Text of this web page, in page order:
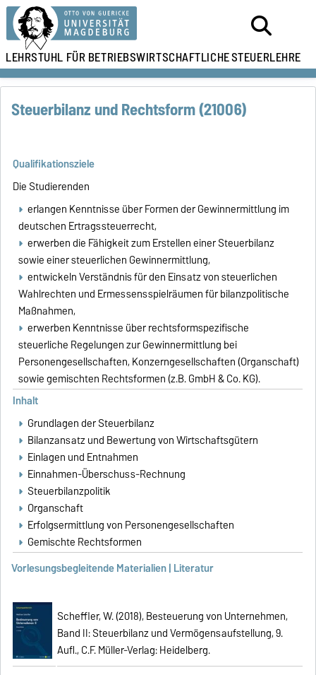
LEHRSTUHL FÜRBETRIEBSWIRTSCHAFTLICHESTEUERLEHRE
Steuerbilanz und Rechtsform (21006)
Qualifikationsziele
Die Studierenden
erlangen Kenntnisse über Formen der Gewinnermittlung im
deutschen Ertragssteuerrecht,
erwerben die Fähigkeit zum Erstellen einer Steuerbilanz
sowie einer steuerlichen Gewinnermittlung,
entwickeln Verständnis für den Einsatz von steuerlichen
Wahlrechten und Ermessensspielräumen für bilanzpolitische
Maßnahmen,
erwerben Kenntnisse über rechtsformspezifische
steuerliche Regelungen zur Gewinnermittlung bei
Personengesellschaften, Konzerngesellschaften (Organschaft)
sowie gemischten Rechtsformen (z.B. GmbH & Co. KG).
Inhalt
Grundlagen der Steuerbilanz
Bilanzansatz und Bewertung von Wirtschaftsgütern
Einlagen und Entnahmen
Einnahmen-Überschuss-Rechnung
Steuerbilanzpolitik
Organschaft
Erfolgsermittlung von Personengesellschaften
Gemischte Rechtsformen
Vorlesungsbegleitende Materialien | Literatur
Scheffler, W. (2018), Besteuerung von Unternehmen,
Band II: Steuerbilanz und Vermögensaufstellung, 9.
Aufl., C.F. Müller-Verlag: Heidelberg.